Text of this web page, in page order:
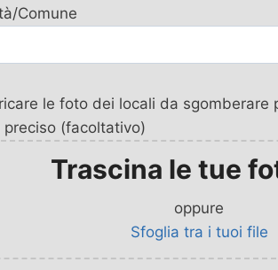
Comune
le foto dei locali da sgomberare
preciso (facoltativo)
Trascina le tue
oppure
Sfoglia tra i tuoi file